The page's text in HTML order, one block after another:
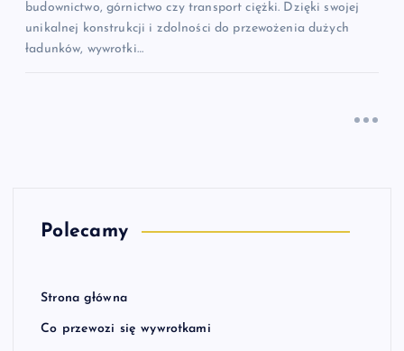
budownictwo, górnictwo czy transport ciężki. Dzięki swojej
unikalnej konstrukcji i zdolności do przewożenia dużych
ładunków, wywrotki…
Polecamy
Strona główna
Co przewozi się wywrotkami